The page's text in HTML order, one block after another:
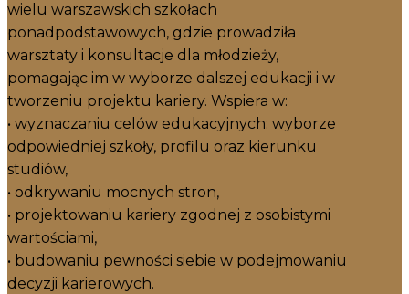
wielu warszawskich szkołach
ponadpodstawowych, gdzie prowadziła
warsztaty i konsultacje dla młodzieży,
pomagając im w wyborze dalszej edukacji i w
tworzeniu projektu kariery. Wspiera w:
• wyznaczaniu celów edukacyjnych: wyborze
odpowiedniej szkoły, profilu oraz kierunku
studiów,
• odkrywaniu mocnych stron,
• projektowaniu kariery zgodnej z osobistymi
wartościami,
• budowaniu pewności siebie w podejmowaniu
decyzji karierowych.